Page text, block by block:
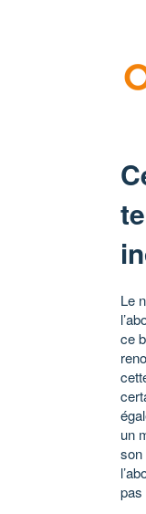
Le
ce
un
son
pas